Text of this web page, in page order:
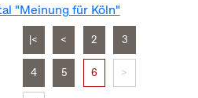
"Meinung für Köln"
|< < 2 3
4 5 6 >